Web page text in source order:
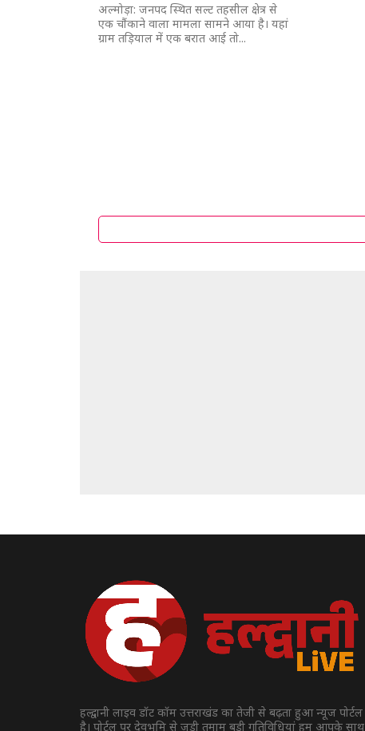
अल्मोड़ा: जनपद स्थित सल्ट तहसील क्षेत्र से
एक चौंकाने वाला मामला सामने आया है। यहां
ग्राम तड़ियाल में एक बरात आई तो...
हल्द्वानी लाइव डॉट कॉम उत्तराखंड का तेजी से बढ़ता हुआ न्यूज पोर्टल
है। पोर्टल पर देवभूमि से जुड़ी तमाम बड़ी गतिविधियां हम आपके साथ